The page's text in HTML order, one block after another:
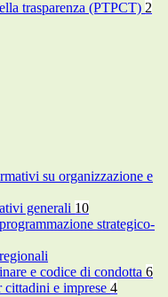
trasparenza (PTPCT) 2
su organizzazione e
generali 10
strategico-
e codice di condotta 6
e imprese 4